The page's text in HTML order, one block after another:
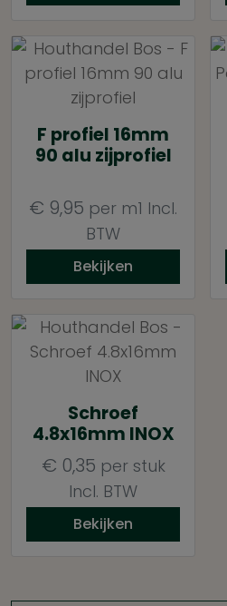
F profiel 16mm
90 alu zijprofiel
€ 9,95 per m1 Incl.
BTW
Bekijken
Schroef
4.8x16mm INOX
€ 0,35 per stuk
Incl. BTW
Bekijken